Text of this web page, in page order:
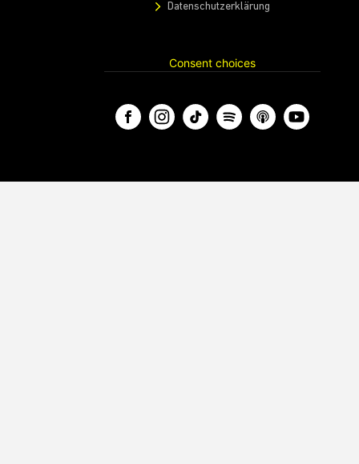
Datenschutzerklärung
Consent choices